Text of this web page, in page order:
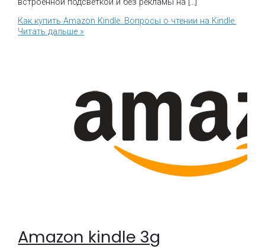
Как купить Amazon Kindle. Вопросы о чтении на Kindle.
Читать дальше »
Amazon kindle 3g